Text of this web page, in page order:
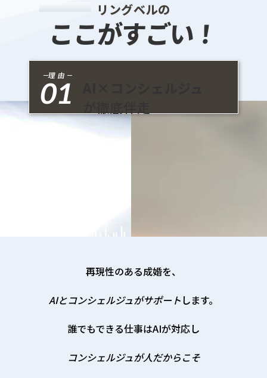
リングベルの
ここがすごい！
理由
01
再現性のある成婚を、
AIとコンシェルジュがサポート します。
誰でもできる仕事はAIが対応し
コンシェルジュが人だからこそ